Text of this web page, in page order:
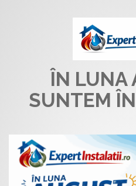
ÎN LUNA
SUNTEM